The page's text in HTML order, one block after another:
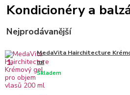
Kondicionéry a
Nejprodávanější
1.
MedaVita Hairchitecture
ml
Skladem